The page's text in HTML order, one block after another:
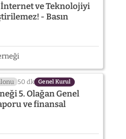
ve Teknolojiyi
- Basın
50 dk Genel Kurul
5. Olağan Genel
ve finansal